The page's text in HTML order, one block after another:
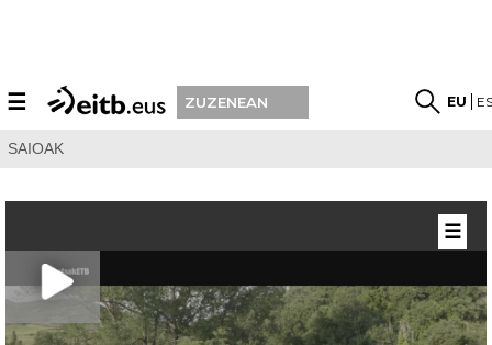
☰ ZUZENEAN EU
SAIOAK
☰